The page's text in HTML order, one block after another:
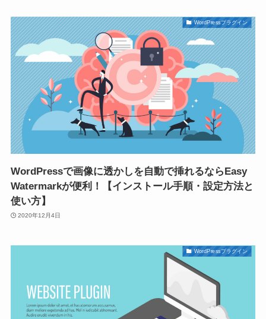
WordPressプラグイン
WordPressで画像に透かしを自動で挿れるならEasy
Watermarkが便利！【インストール手順・設定方法と
使い方】
2020年12月4日
WordPressプラグイン